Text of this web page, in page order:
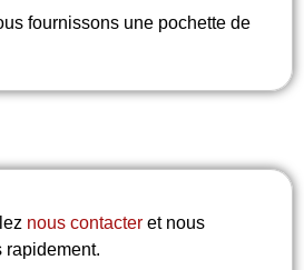
fournissons une pochette de
nous contacter et nous
rapidement.